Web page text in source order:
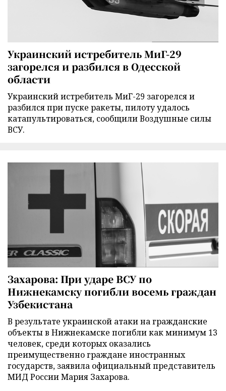
Украинский истребитель МиГ-29
загорелся и разбился в Одесской
области
Украинский истребитель МиГ-29 загорелся и
разбился при пуске ракеты, пилоту удалось
катапультироваться, сообщили Воздушные силы
ВСУ.
Захарова: При ударе ВСУ по
Нижнекамску погибли восемь граждан
Узбекистана
В результате украинской атаки на гражданские
объекты в Нижнекамске погибли как минимум 13
человек, среди которых оказались
преимущественно граждане иностранных
государств, заявила официальный представитель
МИД России Мария Захарова.